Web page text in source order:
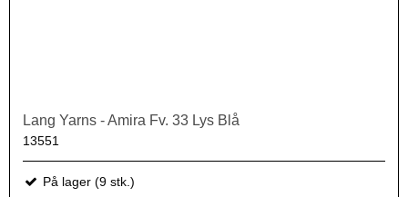
Lang Yarns - Amira Fv. 33 Lys Blå
13551
På lager (9 stk.)